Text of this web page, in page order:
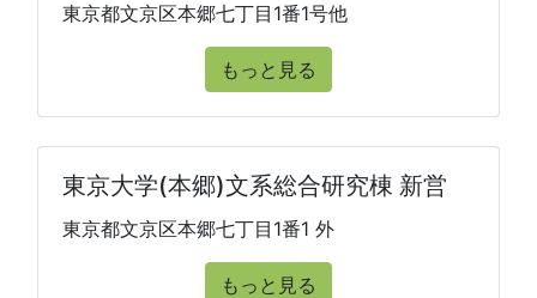
東京都文京区本郷七丁目1番1号他
もっと見る
東京大学(本郷)文系総合研究棟 新営
東京都文京区本郷七丁目1番1 外
もっと見る